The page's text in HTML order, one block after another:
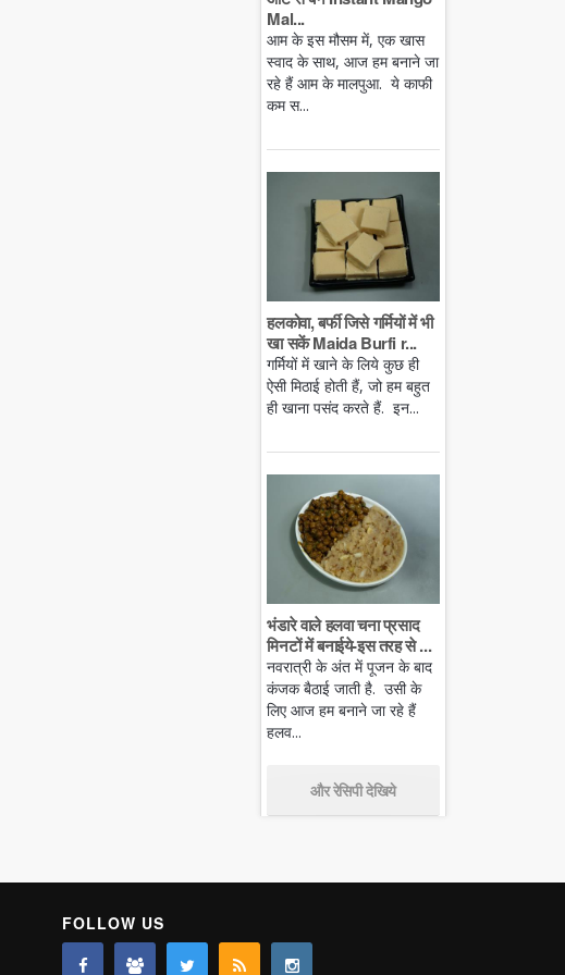
Mal...
आम के इस मौसम में, एक खास
स्वाद के साथ, आज हम बनाने जा
रहे हैं आम के मालपुआ. ये काफी
कम स...
हलकोवा, बर्फी जिसे गर्मियों में भी
खा सकें Maida Burfi r...
गर्मियों में खाने के लिये कुछ ही
ऐसी मिठाई होती हैं, जो हम बहुत
ही खाना पसंद करते हैं. इन...
भंडारे वाले हलवा चना प्रसाद
मिनटों में बनाईये-इस तरह से ...
नवरात्री के अंत में पूजन के बाद
कंजक बैठाई जाती है. उसी के
लिए आज हम बनाने जा रहे हैं
हलव...
और रेसिपी देखिये
FOLLOW US